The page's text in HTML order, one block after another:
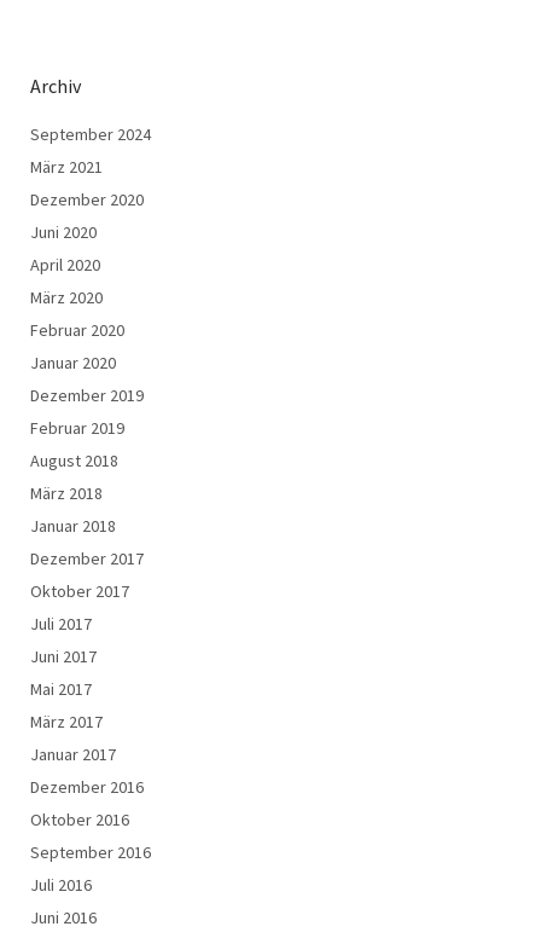
Archiv
September 2024
März 2021
Dezember 2020
Juni 2020
April 2020
März 2020
Februar 2020
Januar 2020
Dezember 2019
Februar 2019
August 2018
März 2018
Januar 2018
Dezember 2017
Oktober 2017
Juli 2017
Juni 2017
Mai 2017
März 2017
Januar 2017
Dezember 2016
Oktober 2016
September 2016
Juli 2016
Juni 2016